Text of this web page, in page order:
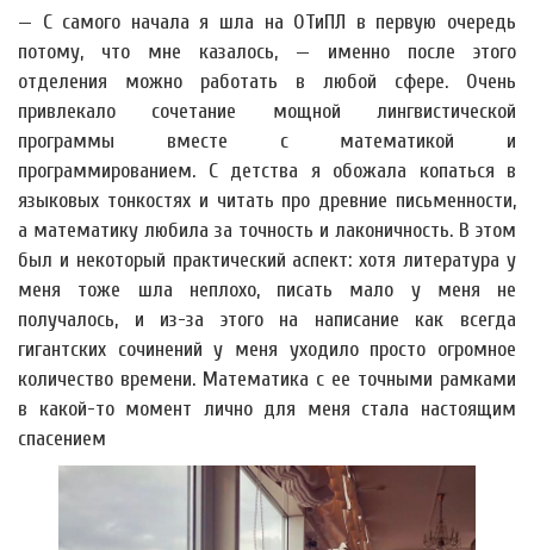
— С самого начала я шла на ОТиПЛ в первую очередь
потому, что мне казалось, — именно после этого
отделения можно работать в любой сфере. Очень
привлекало сочетание мощной лингвистической
программы вместе с математикой и
программированием. С детства я обожала копаться в
языковых тонкостях и читать про древние письменности,
а математику любила за точность и лаконичность. В этом
был и некоторый практический аспект: хотя литература у
меня тоже шла неплохо, писать мало у меня не
получалось, и из-за этого на написание как всегда
гигантских сочинений у меня уходило просто огромное
количество времени. Математика с ее точными рамками
в какой-то момент лично для меня стала настоящим
спасением